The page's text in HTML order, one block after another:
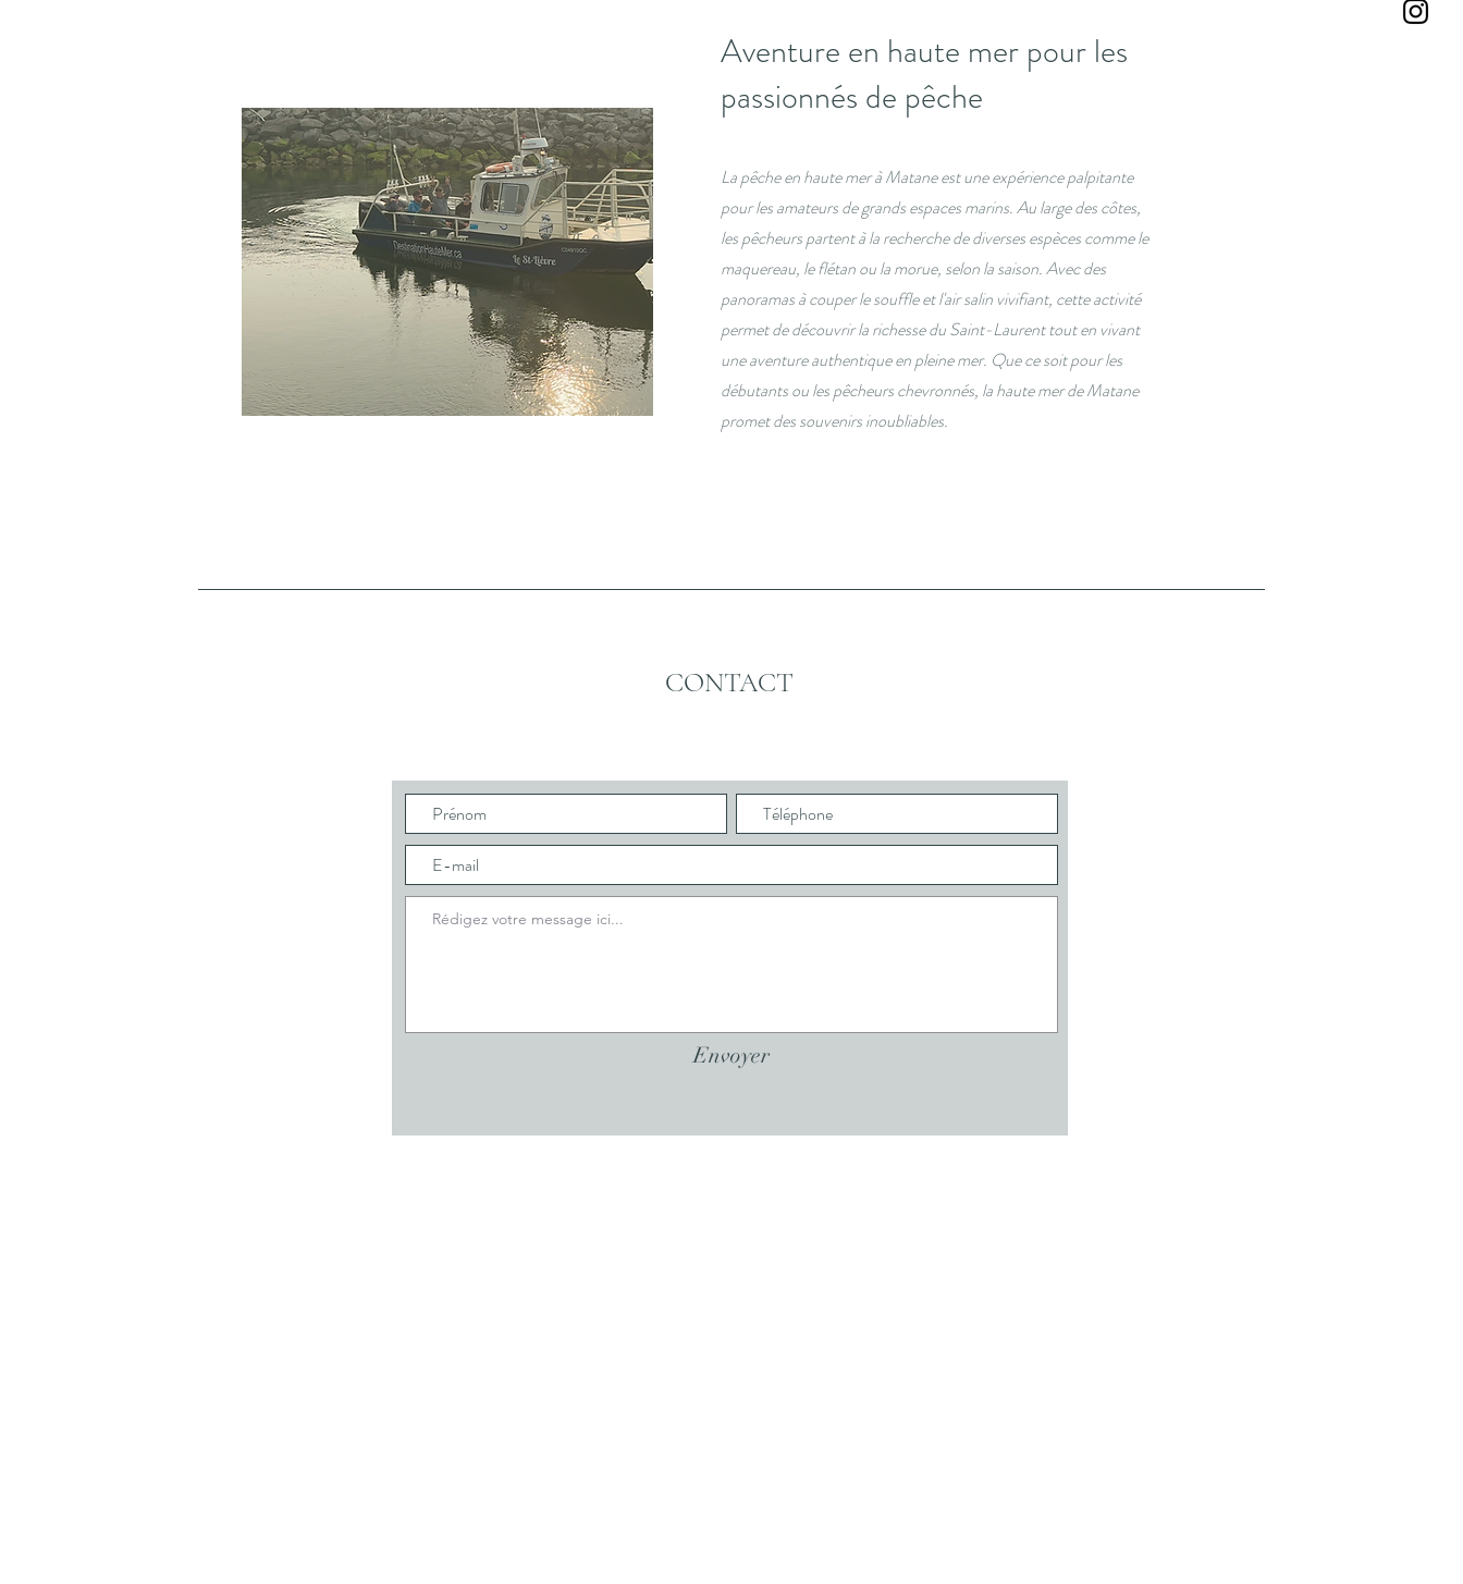
Aventure en haute mer pour les
passionnés de pêche
La pêche en haute mer à Matane est une expérience palpitante
pour les amateurs de grands espaces marins. Au large des côtes,
les pêcheurs partent à la recherche de diverses espèces comme le
maquereau, le flétan ou la morue, selon la saison. Avec des
panoramas à couper le souffle et l'air salin vivifiant, cette activité
permet de découvrir la richesse du Saint-Laurent tout en vivant
une aventure authentique en pleine mer. Que ce soit pour les
débutants ou les pêcheurs chevronnés, la haute mer de Matane
promet des souvenirs inoubliables.
CONTACT
Envoyer